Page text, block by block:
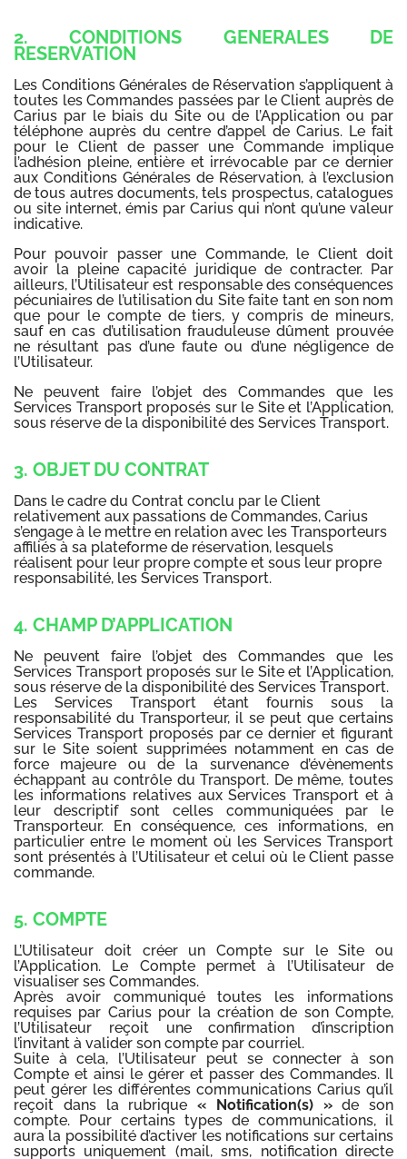
2. CONDITIONS GENERALES DE
RESERVATION
Les Conditions Générales de Réservation s’appliquent à
toutes les Commandes passées par le Client auprès de
Carius par le biais du Site ou de l’Application ou par
téléphone auprès du centre d’appel de Carius. Le fait
pour le Client de passer une Commande implique
l’adhésion pleine, entière et irrévocable par ce dernier
aux Conditions Générales de Réservation, à l’exclusion
de tous autres documents, tels prospectus, catalogues
ou site internet, émis par Carius qui n’ont qu’une valeur
indicative.
Pour pouvoir passer une Commande, le Client doit
avoir la pleine capacité juridique de contracter. Par
ailleurs, l’Utilisateur est responsable des conséquences
pécuniaires de l’utilisation du Site faite tant en son nom
que pour le compte de tiers, y compris de mineurs,
sauf en cas d’utilisation frauduleuse dûment prouvée
ne résultant pas d’une faute ou d’une négligence de
l’Utilisateur.
Ne peuvent faire l’objet des Commandes que les
Services Transport proposés sur le Site et l’Application,
sous réserve de la disponibilité des Services Transport.
3. OBJET DU CONTRAT
Dans le cadre du Contrat conclu par le Client
relativement aux passations de Commandes, Carius
s’engage à le mettre en relation avec les Transporteurs
affiliés à sa plateforme de réservation, lesquels
réalisent pour leur propre compte et sous leur propre
responsabilité, les Services Transport.
4. CHAMP D’APPLICATION
Ne peuvent faire l’objet des Commandes que les
Services Transport proposés sur le Site et l’Application,
sous réserve de la disponibilité des Services Transport.
Les Services Transport étant fournis sous la
responsabilité du Transporteur, il se peut que certains
Services Transport proposés par ce dernier et figurant
sur le Site soient supprimées notamment en cas de
force majeure ou de la survenance d’évènements
échappant au contrôle du Transport. De même, toutes
les informations relatives aux Services Transport et à
leur descriptif sont celles communiquées par le
Transporteur. En conséquence, ces informations, en
particulier entre le moment où les Services Transport
sont présentés à l’Utilisateur et celui où le Client passe
commande.
5. COMPTE
L’Utilisateur doit créer un Compte sur le Site ou
l’Application. Le Compte permet à l’Utilisateur de
visualiser ses Commandes.
Après avoir communiqué toutes les informations
requises par Carius pour la création de son Compte,
l’Utilisateur reçoit une confirmation d’inscription
l’invitant à valider son compte par courriel.
Suite à cela, l’Utilisateur peut se connecter à son
Compte et ainsi le gérer et passer des Commandes. Il
peut gérer les différentes communications Carius qu’il
reçoit dans la rubrique « Notification(s) »de son
compte. Pour certains types de communications, il
aura la possibilité d’activer les notifications sur certains
supports uniquement (mail, sms, notification directe